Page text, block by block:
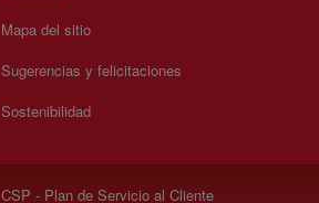
Mapa del sitio
Sugerencias y felicitaciones
Sostenibilidad
CSP - Plan de Servicio al Cliente